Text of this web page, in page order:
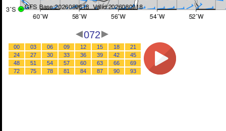
072
00 03 06 09 12 15 18
21
24
27 30 33 36 39 42
45
48
51 54 57 60 63 66
69
72
75 78 81 84 87 90 93